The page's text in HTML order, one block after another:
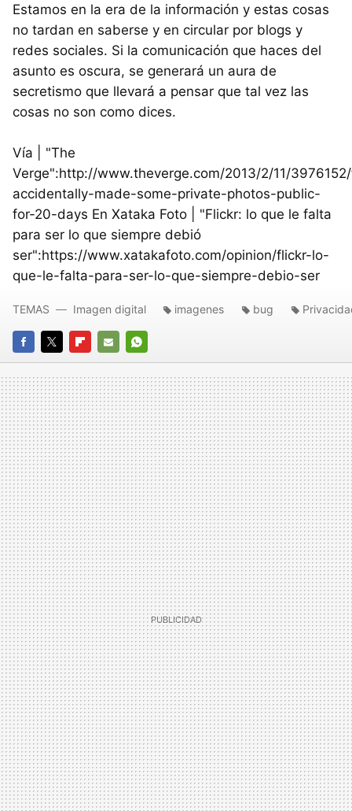
Estamos en la era de la información y estas cosas
no tardan en saberse y en circular por blogs y
redes sociales. Si la comunicación que haces del
asunto es oscura, se generará un aura de
secretismo que llevará a pensar que tal vez las
cosas no son como dices.
Vía | "The
Verge":http://www.theverge.com/2013/2/11/
accidentally-made-some-private-photos-public-
for-20-days En Xataka Foto | "Flickr: lo que le falta
para ser lo que siempre debió
ser":https://www.xatakafoto.com/opinion/flickr-lo-
que-le-falta-para-ser-lo-que-siempre-debio-ser
FACEBOOK
TWITTERFLIPBOARD
E-
MAIL
WHATSAPP
TEMAS Imagen digital imagenes bug